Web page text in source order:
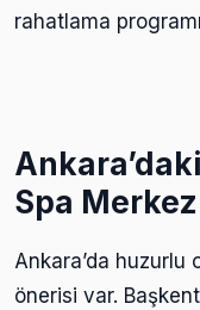
rahatlama
Spa
Ankara’da
önerisi var.